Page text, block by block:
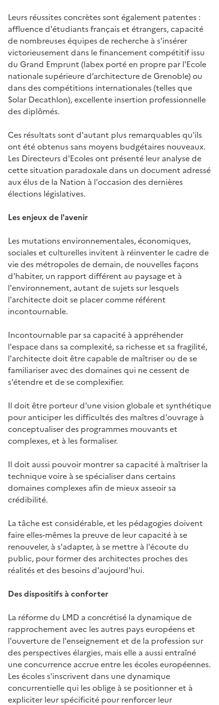
Leurs réussites concrètes sont également patentes :
affluence d'étudiants français et étrangers, capacité
de nombreuses équipes de recherche à s'insérer
victorieusement dans le financement compétitif issu
du Grand Emprunt (labex porté en propre par l'Ecole
nationale supérieure d’architecture de Grenoble) ou
dans des compétitions internationales (telles que
Solar Decathlon), excellente insertion professionnelle
des diplômés.
Ces résultats sont d'autant plus remarquables qu'ils
ont été obtenus sans moyens budgétaires nouveaux.
Les Directeurs d'Ecoles ont présenté leur analyse de
cette situation paradoxale dans un document adressé
aux élus de la Nation à l'occasion des dernières
élections législatives.
Les enjeux de l'avenir
Les mutations environnementales, économiques,
sociales et culturelles invitent à réinventer le cadre de
vie des métropoles de demain, de nouvelles façons
d'habiter, un rapport différent au paysage et à
l'environnement, autant de sujets sur lesquels
l'architecte doit se placer comme référent
incontournable.
Incontournable par sa capacité à appréhender
l'espace dans sa complexité, sa richesse et sa fragilité,
l'architecte doit être capable de maîtriser ou de se
familiariser avec des domaines qui ne cessent de
s'étendre et de se complexifier.
Il doit être porteur d'une vision globale et synthétique
pour anticiper les difficultés des maîtres d'ouvrage à
conceptualiser des programmes mouvants et
complexes, et à les formaliser.
Il doit aussi pouvoir montrer sa capacité à maîtriser la
technique voire à se spécialiser dans certains
domaines complexes afin de mieux asseoir sa
crédibilité.
La tâche est considérable, et les pédagogies doivent
faire elles-mêmes la preuve de leur capacité à se
renouveler, à s'adapter, à se mettre à l'écoute du
public, pour former des architectes proches des
réalités et des besoins d'aujourd'hui.
Des dispositifs à conforter
La réforme du LMD a concrétisé la dynamique de
rapprochement avec les autres pays européens et
l'ouverture de l'enseignement et de la profession sur
des perspectives élargies, mais elle a aussi entraîné
une concurrence accrue entre les écoles européennes.
Les écoles s'inscrivent dans une dynamique
concurrentielle qui les oblige à se positionner et à
expliciter leur spécificité pour renforcer leur